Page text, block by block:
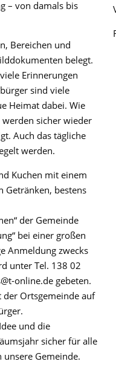
– von damals bis
Bereichen und
belegt.
Erinnerungen
sind viele
Heimat dabei. Wie
werden sicher wieder
Auch das tägliche
werden.
Kuchen mit einem
Getränken, bestens
der Gemeinde
bei einer großen
Anmeldung zwecks
unter Tel. 138 02
online.de gebeten.
der Ortsgemeinde auf
und die
sicher für alle
unsere Gemeinde.